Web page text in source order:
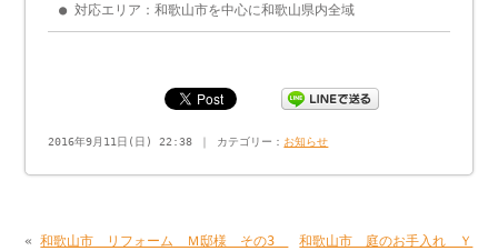
● 対応エリア：和歌山市を中心に和歌山県内全域
2016年9月11日(日) 22:38 ｜ カテゴリー： お知らせ
«和歌山市 リフォーム Ｍ邸様 その3
和歌山市 庭のお手入れ Ｙ